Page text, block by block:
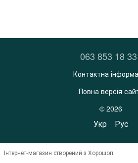
063 853 18 33
Контактна
Повна версія
© 2026
Укр Рус
Інтернет-магазин створений з Хорошоп